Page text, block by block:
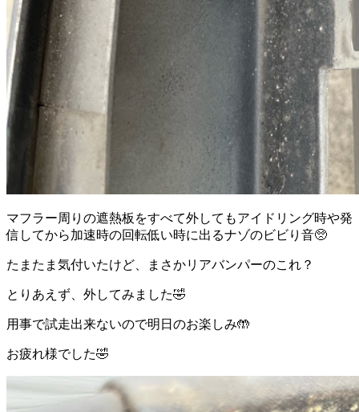
マフラー周りの遮熱板をすべて外してもアイドリング時や発
信してから加速時の回転低い時に出るナゾのビビり音🥺
たまたま気付いたけど、まさかリアバンパーのこれ？
とりあえず、外してみました🤣
用事で試走出来ないので明日のお楽しみ🤲
お疲れ様でした🤣